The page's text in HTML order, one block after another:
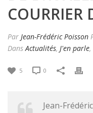
COURRIER
Par Jean-Frédéric Poisson
DansActualités, J'en parle,
5 0
Jean-